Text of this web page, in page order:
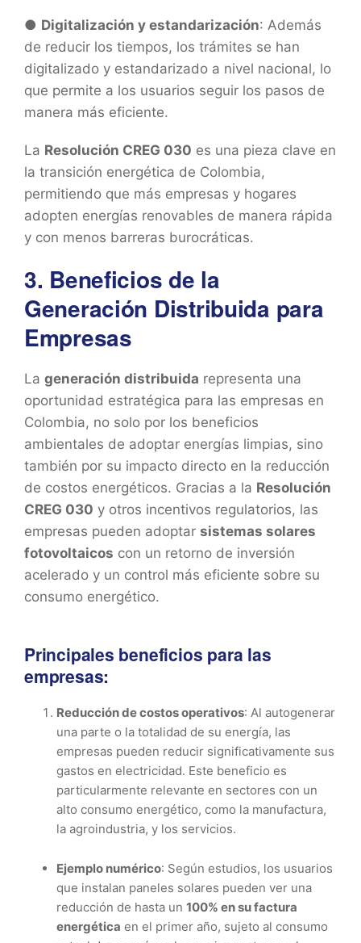
● Digitalización y estandarización: Además
de reducir los tiempos, los trámites se han
digitalizado y estandarizado a nivel nacional, lo
que permite a los usuarios seguir los pasos de
manera más eficiente.
La Resolución CREG 030 es una pieza clave en
la transición energética de Colombia,
permitiendo que más empresas y hogares
adopten energías renovables de manera rápida
y con menos barreras burocráticas.
3. Beneficios de la
Generación Distribuida para
Empresas
La generación distribuida representa una
oportunidad estratégica para las empresas en
Colombia, no solo por los beneficios
ambientales de adoptar energías limpias, sino
también por su impacto directo en la reducción
de costos energéticos. Gracias a la Resolución
CREG 030 y otros incentivos regulatorios, las
empresas pueden adoptar sistemas solares
fotovoltaicos con un retorno de inversión
acelerado y un control más eficiente sobre su
consumo energético.
Principales beneficios para las
empresas:
Reducción de costos operativos: Al autogenerar
una parte o la totalidad de su energía, las
empresas pueden reducir significativamente sus
gastos en electricidad. Este beneficio es
particularmente relevante en sectores con un
alto consumo energético, como la manufactura,
la agroindustria, y los servicios.
Ejemplo numérico: Según estudios, los usuarios
que instalan paneles solares pueden ver una
reducción de hasta un 100% en su factura
energética en el primer año, sujeto al consumo